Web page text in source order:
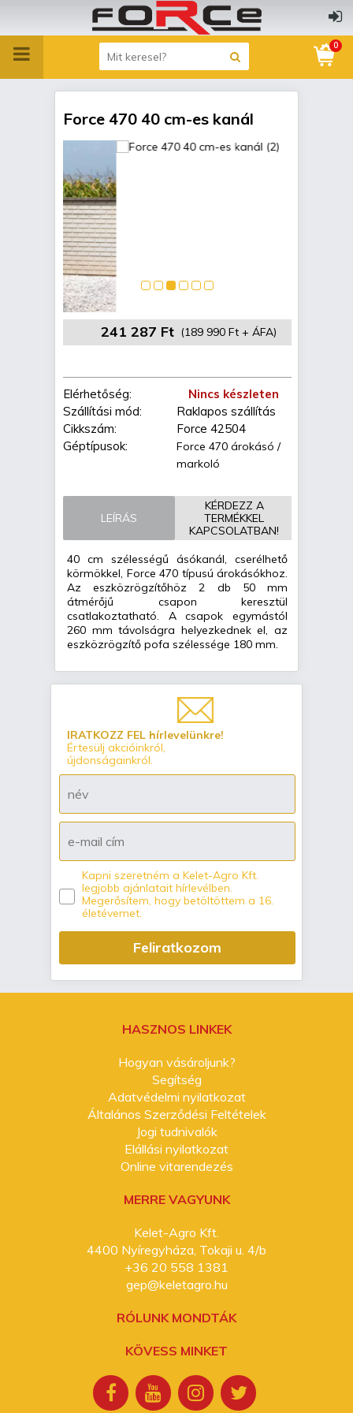
0
Force 470 40 cm-es kanál
241 287 Ft (189 990 Ft + ÁFA)
Elérhetőség:
Nincs készleten
Szállítási mód:
Raklapos szállítás
Cikkszám:
Force 42504
Géptípusok:
Force 470 árokásó /
markoló
LEÍRÁS
KÉRDEZZ A
TERMÉKKEL
KAPCSOLATBAN!
40 cm szélességű ásókanál, cserélhető
körmökkel, Force 470 típusú árokásókhoz.
Az eszközrögzítőhöz 2 db 50 mm
átmérőjű csapon keresztül
csatlakoztatható. A csapok egymástól
260 mm távolságra helyezkednek el, az
eszközrögzítő pofa szélessége 180 mm.
IRATKOZZ FEL hírlevelünkre!
Értesülj akcióinkról,
újdonságainkról.
Kapni szeretném a Kelet-Agro Kft.
legjobb ajánlatait hírlevélben.
Megerősítem, hogy betöltöttem a 16.
életévemet.
Feliratkozom
HASZNOS LINKEK
Hogyan vásároljunk?
Segítség
Adatvédelmi nyilatkozat
Általános Szerződési Feltételek
Jogi tudnivalók
Elállási nyilatkozat
Online vitarendezés
MERRE VAGYUNK
Kelet-Agro Kft.
4400 Nyíregyháza, Tokaji u. 4/b
+36 20 558 1381
gep@keletagro.hu
RÓLUNK MONDTÁK
KÖVESS MINKET